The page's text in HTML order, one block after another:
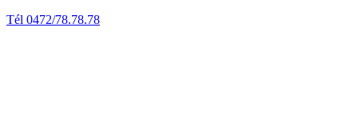
Tél 0472/78.78.78